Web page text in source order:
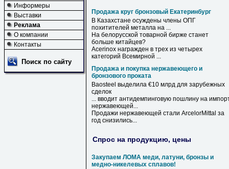
Информеры
Выставки
Реклама
О компании
Контакты
Поиск по сайту
Продажа круг бронзовый Екатеринбург
В Казахстане осуждены члены ОПГ
похитителей металла на ...
На белорусской товарной бирже станет
больше китайцев?
Acerinox награжден в трех из четырех
категорий Всемирной ...
Продажа и покупка нержавеющего и
бронзового проката
Baosteel выделила €10 млрд для зарубежных
сделок
... вводит антидемпинговую пошлину на
нержавеющей...
Продажи нержавеющей стали ArcelorMittal за
год снизились...
Спрос на продукцию, цены
Закупаем ЛОМА меди, латуни, бронзы и
медно-никелевых сплавов!